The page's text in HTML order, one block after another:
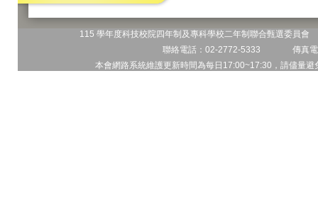
115 學年度科技校院四年制及專科學校二年制聯合甄選委員
聯絡電話：02-2772-5333 傳真
本會網路系統維護更新時間為每日17:00~17:30，請儘量